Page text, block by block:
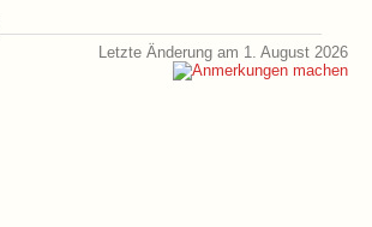
Letzte Änderung am 1. August 2026